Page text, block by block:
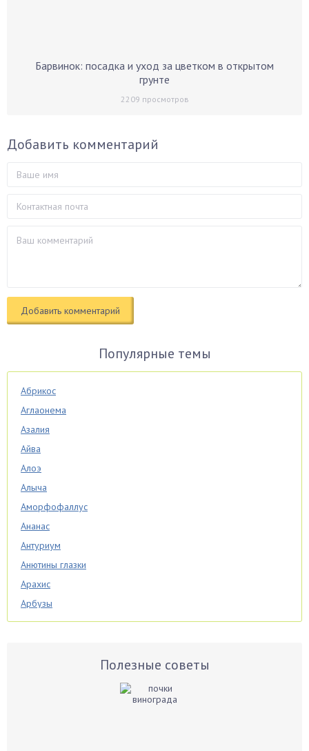
Барвинок: посадка и уход за цветком в открытом
грунте
2209 просмотров
Добавить комментарий
Популярные темы
Абрикос
Аглаонема
Азалия
Айва
Алоэ
Алыча
Аморфофаллус
Ананас
Антуриум
Анютины глазки
Арахис
Арбузы
Аспарагус
Полезные советы